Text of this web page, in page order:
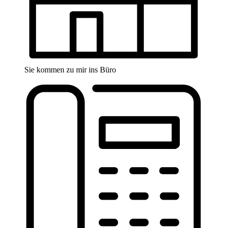
Sie kommen zu mir ins Büro